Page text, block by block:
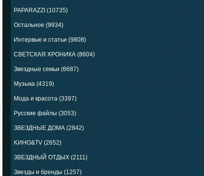
PAPARAZZI (10735)
Остальное (9934)
Интервью и статьи (9808)
СВЕТСКАЯ ХРОНИКА (8604)
Звездные семьи (6687)
Музыка (4319)
Мода и красота (3397)
Русские файлы (3053)
ЗВЕЗДНЫЕ ДОМА (2842)
KИНО&TV (2652)
ЗВЕЗДНЫЙ ОТДЫХ (2111)
Звезды и бренды (1257)